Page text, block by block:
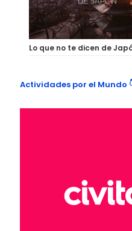
Lo que no te dicen de
Actividades por el Mundo